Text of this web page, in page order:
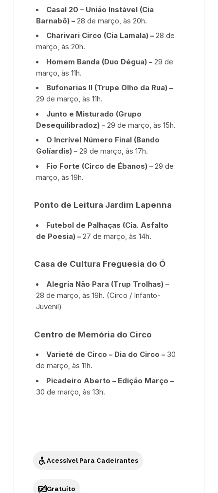
Casal 20 – União Instável (Cia
Barnabô) –28 de março, às 20h.
Charivari Circo (Cia Lamala) –28 de
março, às 20h.
Homem Banda (Duo Dégua) –29 de
março, às 11h.
Bufonarias II (Trupe Olho da Rua) –
29 de março, às 11h.
Junto e Misturado (Grupo
Desequilibradoz) –29 de março, às 15h.
O Incrível Número Final (Bando
Golíardis) –29 de março, às 17h.
Fio Forte (Circo de Ébanos) –29 de
março, às 19h.
Ponto de Leitura Jardim Lapenna
Futebol de Palhaças (Cia. Asfalto
de Poesia) –27 de março, às 14h.
Casa de Cultura Freguesia do Ó
Alegria Não Para (Trup Trolhas) –
28 de março, às 19h. (Circo / Infanto-
Juvenil)
Centro de Memória do Circo
Varieté de Circo – Dia do Circo –30
de março, às 11h.
Picadeiro Aberto – Edição Março –
30 de março, às 13h.
Acessível Para Cadeirantes
Gratuito